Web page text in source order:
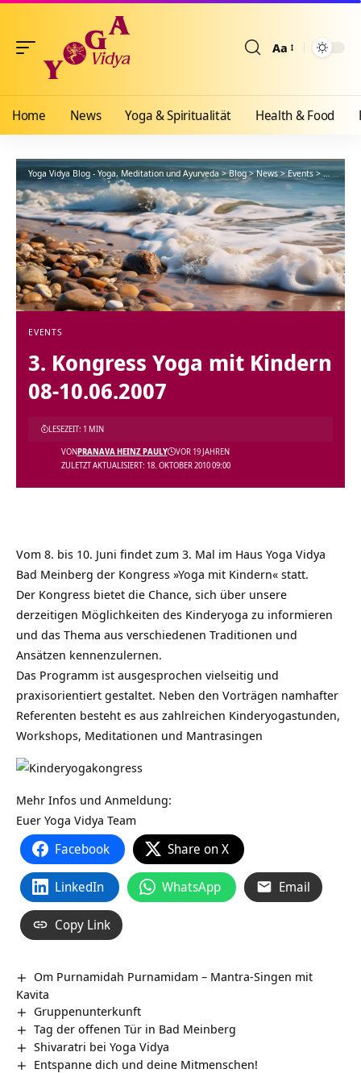
Aa
Home News Yoga & Spiritualität Health & Food
Yoga Vidya Blog - Yoga, Meditation und Ayurveda>Blog>News >Events>3.
EVENTS
3. Kongress Yoga mit Kindern
08-10.06.2007
ZULETZT AKTUALISIERT: 18. OKTOBER 2010 09:00
VONPRANAVA HEINZ PAULY VOR 19 JAHREN
LESEZEIT: 1 MIN
Vom 8. bis 10. Juni findet zum 3. Mal im Haus Yoga Vidya
Bad Meinberg der Kongress »Yoga mit Kindern« statt.
Der Kongress bietet die Chance, sich über unsere
derzeitigen Möglichkeiten des Kinderyoga zu informieren
und das Thema aus verschiedenen Traditionen und
Ansätzen kennenzulernen.
Das Programm ist ausgesprochen vielseitig und
praxisorientiert gestaltet. Neben den Vorträgen namhafter
Referenten besteht es aus zahlreichen Kinderyogastunden,
Workshops, Meditationen und Mantrasingen
Mehr Infos und Anmeldung:
Euer Yoga Vidya Team
Facebook Share on X
LinkedIn WhatsApp Email
Copy Link
Om Purnamidah Purnamidam – Mantra-Singen mit
Kavita
Gruppenunterkunft
Tag der offenen Tür in Bad Meinberg
Shivaratri bei Yoga Vidya
Entspanne dich und deine Mitmenschen!